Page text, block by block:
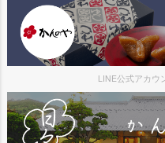
LINE公式アカウ